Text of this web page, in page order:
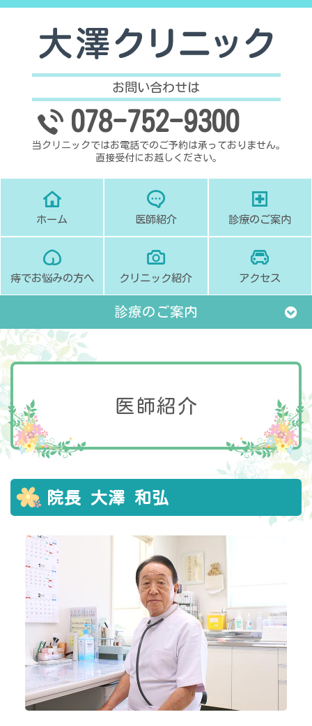
お問い合わせは
078-752-9300
当クリニックではお電話でのご予約は承っておりません。
直接受付にお越しください。
ホーム 医師紹介 診療のご案内
痔でお悩みの方へ クリニック紹介 アクセス
診療のご案内
医師紹介
院長 大澤 和弘